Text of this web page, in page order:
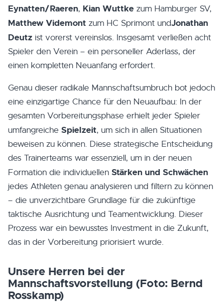
Eynatten/Raeren, Kian Wuttke zum Hamburger SV,
Matthew Videmont zum HC Sprimont undJonathan
Deutz ist vorerst vereinslos. Insgesamt verließen acht
Spieler den Verein – ein personeller Aderlass, der
einen kompletten Neuanfang erfordert.
Genau dieser radikale Mannschaftsumbruch bot jedoch
eine einzigartige Chance für den Neuaufbau: In der
gesamten Vorbereitungsphase erhielt jeder Spieler
umfangreiche Spielzeit, um sich in allen Situationen
beweisen zu können. Diese strategische Entscheidung
des Trainerteams war essenziell, um in der neuen
Formation die individuellen Stärken und Schwächen
jedes Athleten genau analysieren und filtern zu können
– die unverzichtbare Grundlage für die zukünftige
taktische Ausrichtung und Teamentwicklung. Dieser
Prozess war ein bewusstes Investment in die Zukunft,
das in der Vorbereitung priorisiert wurde.
Unsere Herren bei der
Mannschaftsvorstellung (Foto: Bernd
Rosskamp)